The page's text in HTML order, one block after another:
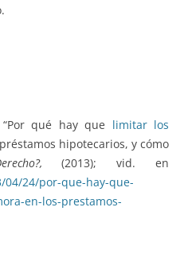
“Por qué hay que limitar los
hipotecarios, y cómo
(2013); vid. en
24/por-que-hay-que-
en-los-prestamos-